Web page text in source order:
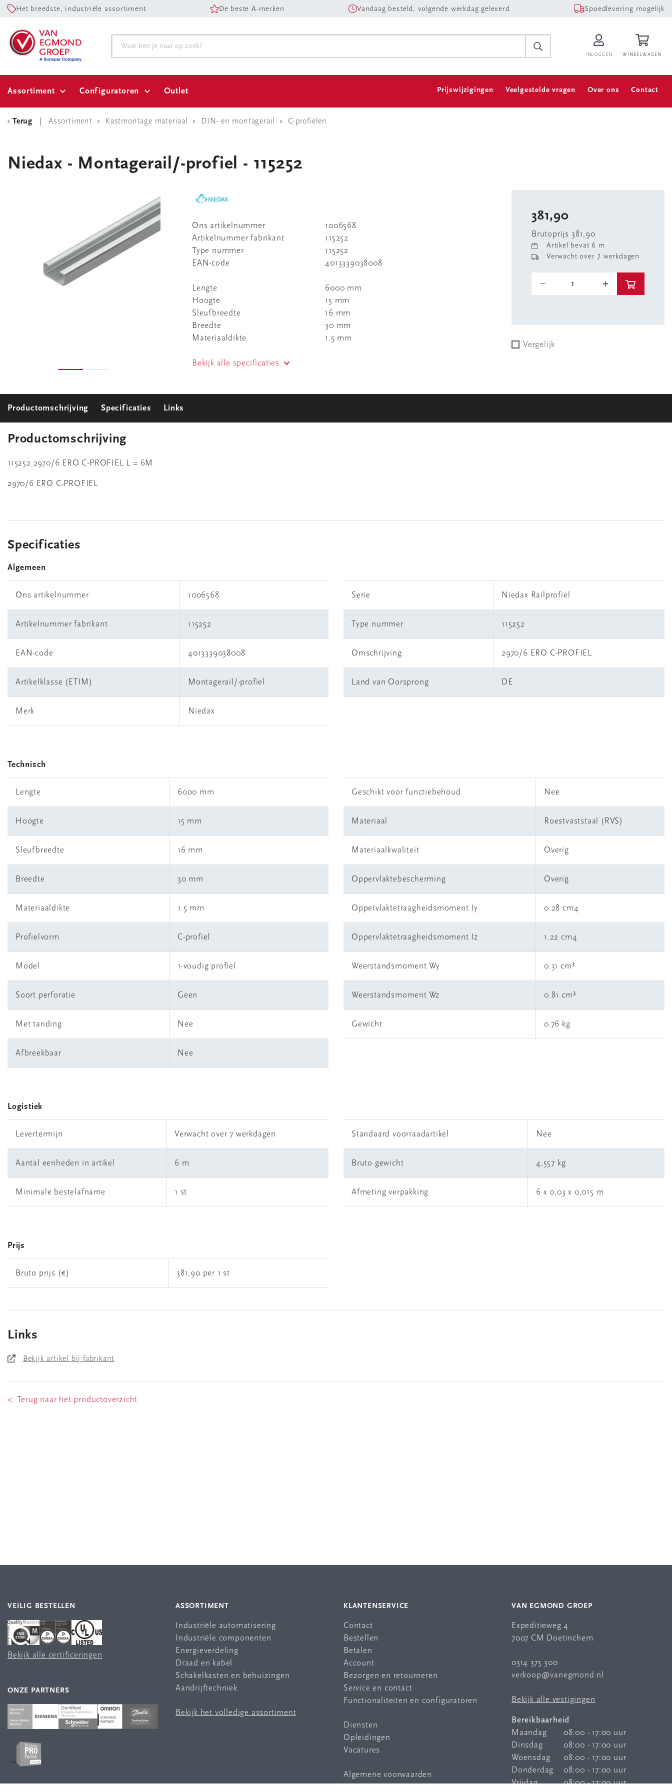
Het breedste, industriële assortiment De beste A-merken Vandaag besteld, volgende werkdag geleverd Spoedlevering mogelijk
INLOGGEN WINKELWAGEN
Assortiment Configuratoren Outlet Prijswijzigingen Veelgestelde vragen Over ons Contact
Terug Assortiment Kastmontage materiaal DIN- en montagerail C-profielen
Niedax - Montagerail/-profiel - 115252
Ons artikelnummer
1006568
Artikelnummer fabrikant
115252
Type nummer
115252
EAN-code
4013339038008
Lengte
6000 mm
Hoogte
15 mm
Sleufbreedte
16 mm
Breedte
30 mm
Materiaaldikte
1.5 mm
Bekijk alle specificaties
381,90
Brutoprijs 381,90
Artikel bevat 6 m
Verwacht over 7 werkdagen
Vergelijk
Productomschrijving Specificaties Links
Productomschrijving
115252 2970/6 ERO C-PROFIEL L = 6M
2970/6 ERO C-PROFIEL
Specificaties
Algemeen
Ons artikelnummer 1006568
Artikelnummer fabrikant 115252
EAN-code 4013339038008
Artikelklasse (ETIM) Montagerail/-profiel
Merk Niedax
Serie Niedax Railprofiel
Type nummer 115252
Omschrijving 2970/6 ERO C-PROFIEL
Land van Oorsprong DE
Technisch
Lengte 6000 mm
Hoogte 15 mm
Sleufbreedte 16 mm
Breedte 30 mm
Materiaaldikte 1.5 mm
Profielvorm C-profiel
Model 1-voudig profiel
Soort perforatie Geen
Met tanding Nee
Afbreekbaar Nee
Geschikt voor functiebehoud Nee
Materiaal Roestvaststaal (RVS)
Materiaalkwaliteit Overig
Oppervlaktebescherming Overig
Oppervlaktetraagheidsmoment Iy 0.28 cm4
Oppervlaktetraagheidsmoment Iz 1.22 cm4
Weerstandsmoment Wy 0.31 cm³
Weerstandsmoment Wz 0.81 cm³
Gewicht 0.76 kg
Logistiek
Levertermijn Verwacht over 7 werkdagen
Aantal eenheden in artikel 6 m
Minimale bestelafname 1 st
Standaard voorraadartikel Nee
Bruto gewicht 4,557 kg
Afmeting verpakking 6 x 0,03 x 0,015 m
Prijs
Bruto prijs (€) 381,90 per 1 st
Links
Bekijk artikel bij fabrikant
< Terug naar het productoverzicht
VEILIG BESTELLEN
Bekijk alle certificeringen
ONZE PARTNERS
ASSORTIMENT
Industriële automatisering
Industriële componenten
Energieverdeling
Draad en kabel
Schakelkasten en behuizingen
Aandrijftechniek
Bekijk het volledige assortiment
KLANTENSERVICE
Contact
Bestellen
Betalen
Account
Bezorgen en retourneren
Service en contact
Functionaliteiten en configuratoren
Diensten
Opleidingen
Vacatures
Algemene voorwaarden
VAN EGMOND GROEP
Expeditieweg 4
7007 CM Doetinchem
0314 375 300
verkoop@vanegmond.nl
Bekijk alle vestigingen
Bereikbaarheid
Maandag
08:00 - 17:00 uur
Dinsdag
08:00 - 17:00 uur
Woensdag
08:00 - 17:00 uur
Donderdag
08:00 - 17:00 uur
Vrijdag
08:00 - 17:00 uur